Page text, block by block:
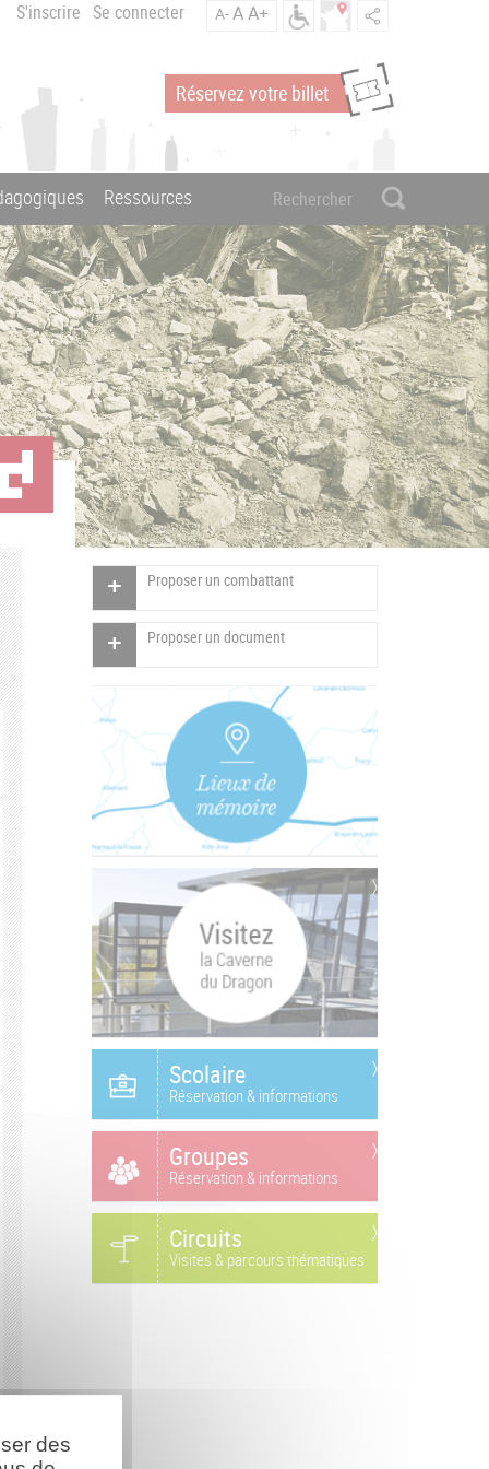
S'inscrire Se connecter A-AA+
Réservez votre billet
Ressources
Vertical
Tabs
Proposer un combattant
Proposer un document
Scolaire
Réservation & informations
Groupes
Réservation & informations
Circuits
Visites & parcours thématiques
des